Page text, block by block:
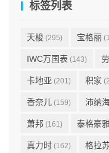
标签列表
天梭 (295) 宝格丽
IWC万国表 (143)
卡地亚 (201) 积家
香奈儿 (159) 沛纳
萧邦 (161) 泰格豪
真力时 (162) 格拉